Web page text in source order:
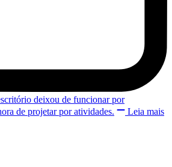
deixou de funcionar por
de projetar por atividades.
Leia mais